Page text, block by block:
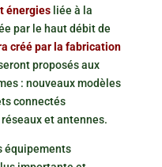
énergiesliée à la
par le haut débit de
créé par la fabrication
proposés aux
: nouveaux modèles
connectés
et antennes.
équipements